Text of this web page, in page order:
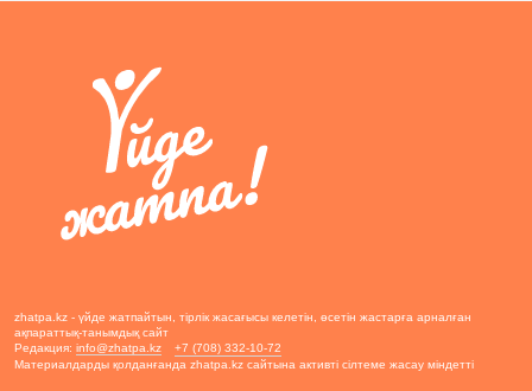
zhatpa.kz - үйде жатпайтын, тірлік жасағысы келетін, өсетін жастарға арналған
ақпараттық-танымдық сайт
Редакция: info@zhatpa.kz
+7 (708) 332-10-72
Материалдарды қолданғанда zhatpa.kz сайтына активті сілтеме жасау міндетті